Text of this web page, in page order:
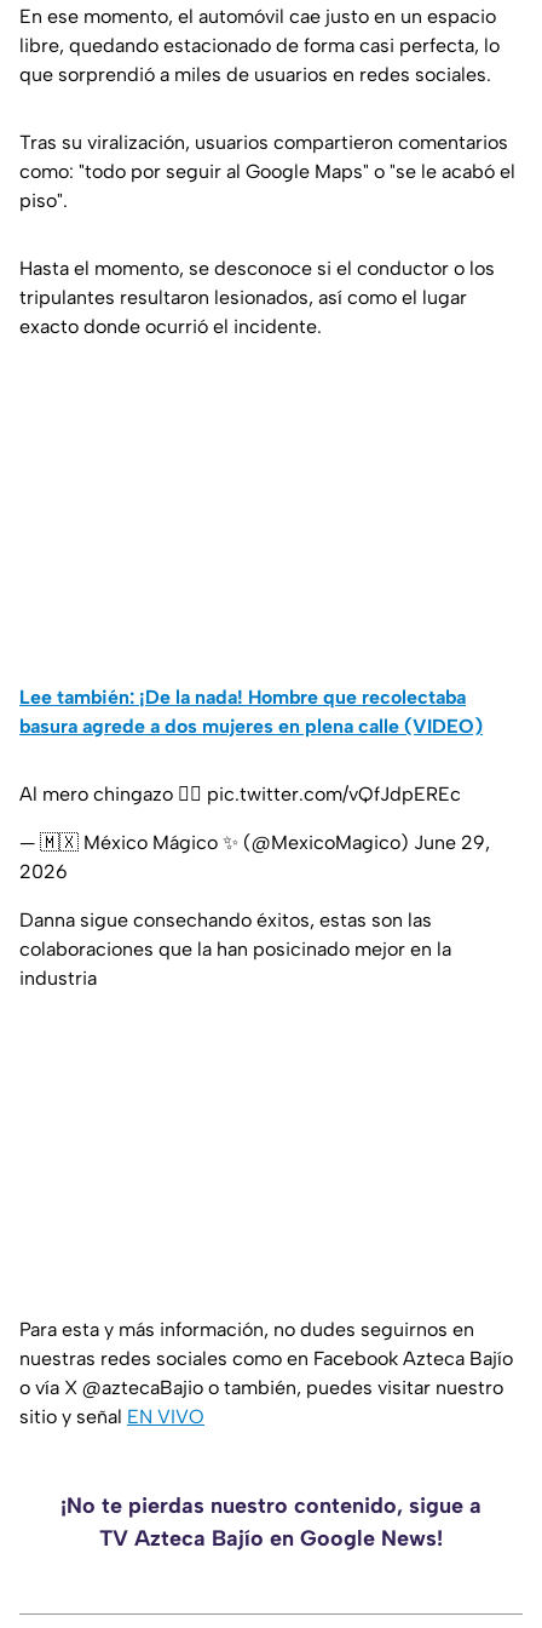
En ese momento, el automóvil cae justo en un espacio
libre, quedando estacionado de forma casi perfecta, lo
que sorprendió a miles de usuarios en redes sociales.
Tras su viralización, usuarios compartieron comentarios
como: "todo por seguir al Google Maps" o "se le acabó el
piso".
Hasta el momento, se desconoce si el conductor o los
tripulantes resultaron lesionados, así como el lugar
exacto donde ocurrió el incidente.
Lee también: ¡De la nada! Hombre que recolectaba
basura agrede a dos mujeres en plena calle (VIDEO)
Al mero chingazo 👌🏽 pic.twitter.com/vQfJdpEREc
— 🇲🇽 México Mágico ✨ (@MexicoMagico) June 29,
2026
Danna sigue consechando éxitos, estas son las
colaboraciones que la han posicinado mejor en la
industria
Para esta y más información, no dudes seguirnos en
nuestras redes sociales como en Facebook Azteca Bajío
o vía X @aztecaBajio o también, puedes visitar nuestro
sitio y señal EN VIVO
¡No te pierdas nuestro contenido, sigue a
TV Azteca Bajío en Google News!